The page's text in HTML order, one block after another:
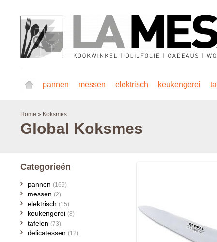
pannen messen elektrisch keukengerei
Home » Koksmes
Global Koksmes
Categorieën
pannen (169)
messen (2)
elektrisch (15)
keukengerei (8)
tafelen (73)
delicatessen (12)